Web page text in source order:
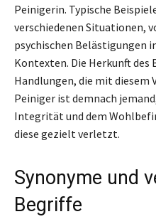
Peinigerin. Typische
verschiedenen Situationen,
psychischen Belästigungen
Kontexten. Die Herkunft
Handlungen, die mit diesem
Peiniger ist demnach
Integrität und dem
diese gezielt verletzt.
Synonyme und
Begriffe